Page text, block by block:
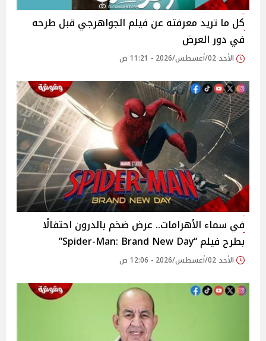
كل ما تريد معرفته عن فيلم الجواهرجي قبل طرحه
في دور العرض
الأحد 02/أغسطس/2026 - 11:21 ص
في سماء الأهرامات.. عرض ضخم بالدرون احتفالًا
بطرح فيلم “Spider-Man: Brand New Day”
الأحد 02/أغسطس/2026 - 12:06 ص